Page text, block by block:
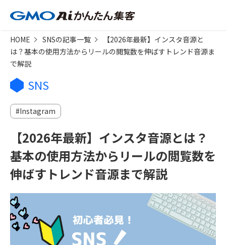
HOME SNSの記事一覧
【2026年最新】インスタ音源と
は？基本の使用方法からリールの閲覧数を伸ばすトレンド音源ま
で解説
SNS
Instagram
【2026年最新】インスタ音源とは？
基本の使用方法からリールの閲覧数を
伸ばすトレンド音源まで解説